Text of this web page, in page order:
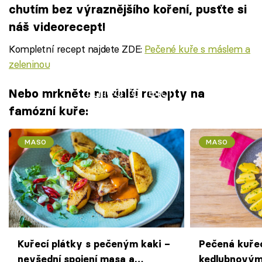
chutím bez výraznějšího koření, pusťte si
náš videorecept!
Kompletní recept najdete ZDE: Pečené kuře s máslem a
zeleninou
Failed to fetch
Nebo mrkněte na další recepty na
famózní kuře:
MASO
Kuřecí plátky s pečeným kaki –
nevšední spojení masa a
MASO
Pečená